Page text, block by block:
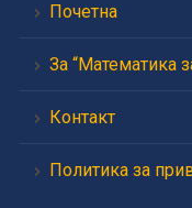
Почетна
За “Математика
Контакт
Политика за